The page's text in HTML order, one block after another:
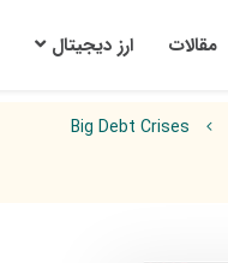
مقالات ارز‌ دیجیتال
Big Debt Crises